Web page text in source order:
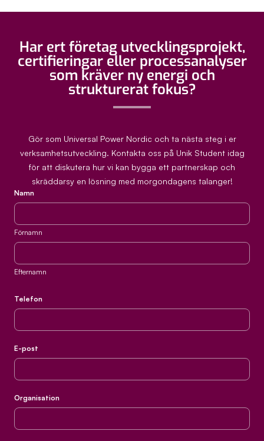
Har ert företag utvecklingsprojekt,
certifieringar eller processanalyser
som kräver ny energi och
strukturerat fokus?
Gör som Universal Power Nordic och ta nästa steg i er
verksamhetsutveckling. Kontakta oss på Unik Student idag
för att diskutera hur vi kan bygga ett partnerskap och
skräddarsy en lösning med morgondagens talanger!
Namn
Förnamn
Efternamn
Telefon
E-post
Organisation